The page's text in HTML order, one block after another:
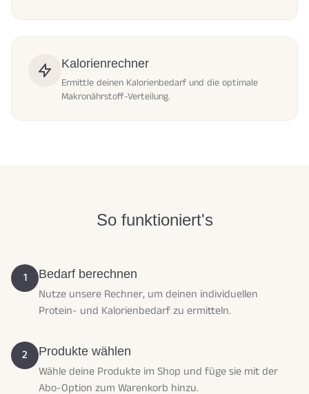
Kalorienrechner
Ermittle deinen Kalorienbedarf und die optimale
Makronährstoff-Verteilung.
So funktioniert's
1 Bedarf berechnen
Nutze unsere Rechner, um deinen individuellen
Protein- und Kalorienbedarf zu ermitteln.
2 Produkte wählen
Wähle deine Produkte im Shop und füge sie mit der
Abo-Option zum Warenkorb hinzu.